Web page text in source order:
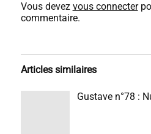
Vous devez vous connecter
commentaire.
Articles similaires
Gustave n°78 :